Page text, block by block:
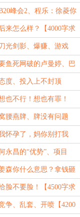
求订阅】
峰会2、程乐：徐菱你
【4200字求订阅】
来怎么样？【4000字求
光剑影、爆赚、游戏
字求订阅】
鱼死网破的卢曼婷、巴
字求订阅】
度、投入上不封顶
订阅】
也不行！想也有罪！
年快乐！大吉大利！】
腰燕牌、牌没有问题
怀孕了，妈你别打我
订阅】
永昌的“优势”、项目
订阅】
森你什么意思？拿钱砸
4100字求订阅】
脸不要脸！【4500字求
争、乱套、开喷【4200